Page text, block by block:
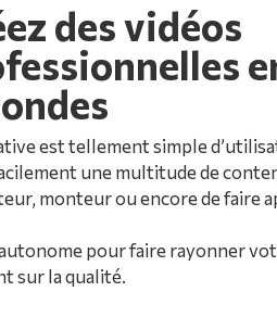
des vidéos
est tellement simple
une multitude de
monteur ou encore de faire
pour faire rayonner
sur la qualité.